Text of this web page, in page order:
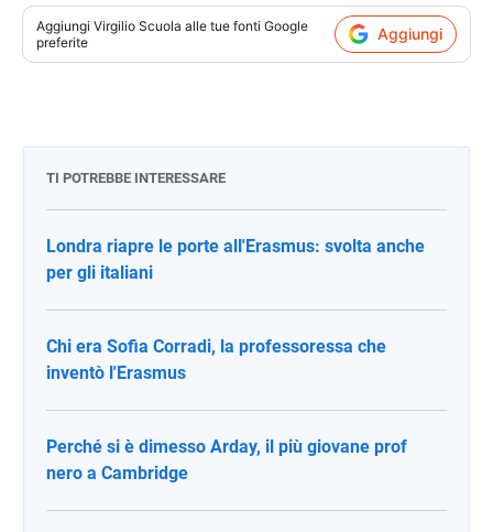
Aggiungi Virgilio Scuola alle tue fonti Google
preferite
Aggiungi
TI POTREBBE INTERESSARE
Londra riapre le porte all'Erasmus: svolta anche
per gli italiani
Chi era Sofia Corradi, la professoressa che
inventò l'Erasmus
Perché si è dimesso Arday, il più giovane prof
nero a Cambridge